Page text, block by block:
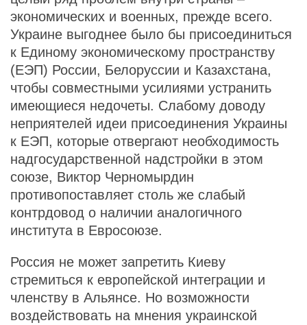
экономических и военных, прежде всего.
Украине выгоднее было бы присоединиться
к Единому экономическому пространству
(ЕЭП) России, Белоруссии и Казахстана,
чтобы совместными усилиями устранить
имеющиеся недочеты. Слабому доводу
неприятелей идеи присоединения Украины
к ЕЭП, которые отвергают необходимость
надгосударственной надстройки в этом
союзе, Виктор Черномырдин
противопоставляет столь же слабый
контрдовод о наличии аналогичного
института в Евросоюзе.
Россия не может запретить Киеву
стремиться к европейской интеграции и
членству в Альянсе. Но возможности
воздействовать на мнения украинской